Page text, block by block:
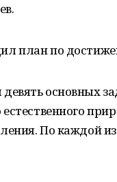
план по
основных
По каждой